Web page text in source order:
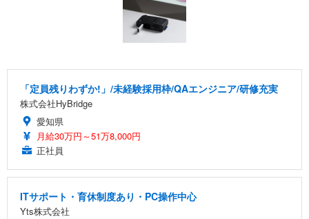
「定員残りわずか!」/未経験採用枠/QAエンジニア/研修充実
株式会社HyBridge
愛知県
月給30万円～51万8,000円
正社員
ITサポート・育休制度あり・PC操作中心
Yts株式会社